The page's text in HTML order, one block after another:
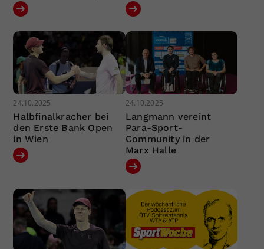
24.10.2025
Halbfinalkracher bei
den Erste Bank Open
in Wien
24.10.2025
Langmann vereint
Para-Sport-
Community in der
Marx Halle